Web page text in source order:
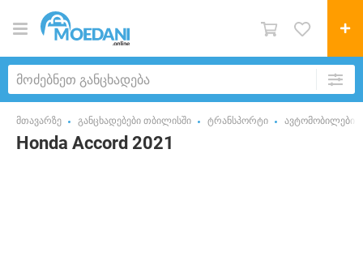
მთავარზე განცხადებები თბილისში ტრანსპორტი ავტომობილები
Honda Accord 2021